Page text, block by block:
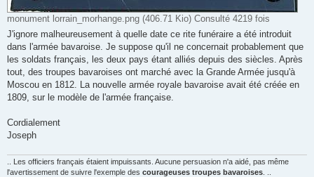
monument lorrain_morhange.png (406.71 Kio) Consulté 4219 fois
J'ignore malheureusement à quelle date ce rite funéraire a été introduit
dans l'armée bavaroise. Je suppose qu'il ne concernait probablement que
les soldats français, les deux pays étant alliés depuis des siècles. Après
tout, des troupes bavaroises ont marché avec la Grande Armée jusqu'à
Moscou en 1812. La nouvelle armée royale bavaroise avait été créée en
1809, sur le modèle de l'armée française.
Cordialement
Joseph
.. Les officiers français étaient impuissants. Aucune persuasion n'a aidé, pas même
l'avertissement de suivre l'exemple des courageuses troupes bavaroises